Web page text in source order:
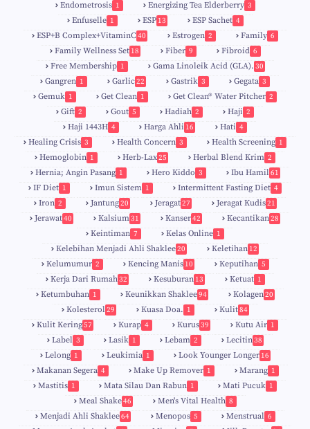
Endometrosis 1 Energizing Tea Elderberry 3
Enfuselle 1 ESP 13
ESP Sachet 4
ESP+B Complex+VitaminC 40 Estrogen 2 Family 6
Family Wellness Set 18 Fiber 9 Fibroid 6
Free Membership 1 Gama Linoleik Acid (GLA). 30
Gangren 1 Garlic22 Gastrik 3 Gegata 3
Gemuk 1 Get Clean 1 Get Clean® Water Pitcher 2
Gift 2 Gout 5 Hadiah 2 Haji 2
Haji 1443H 4 Harga Ahli 16 Hati 4
Healing Crisis 3 Health Concern 3 Health Screening 1
Hemoglobin 1 Herb-Lax25 Herbal Blend Krim 2
Hernia; Angin Pasang 1 Hero Kiddo 3 Ibu Hamil61
IF Diet 1 Imun Sistem 1 Intermittent Fasting Diet 4
Iron 2 Jantung20 Jeragat27 Jeragat Kudis21
Jerawat40 Kalsium31 Kanser42 Kecantikan28
Keintiman 7 Kelas Online 1
Kelebihan Menjadi Ahli Shaklee20 Keletihan 12
Kelumumur 2 Kencing Manis 10 Keputihan 5
Kerja Dari Rumah32 Kesuburan 13 Ketuat 1
Ketumbuhan 1 Keunikkan Shaklee94 Kolagen20
Kolesterol29 Kuasa Doa. 1 Kulit84
Kulit Kering57 Kurap 4 Kurus39 Kutu Air 1
Label 3 Lasik 1 Lebam 2 Lecitin38
Lelong 1 Leukimia 1 Look Younger Longer 16
Makanan Segera 4 Make Up Remover 1 Marang 1
Mastitis 1 Mata Silau Dan Rabun 1 Mati Pucuk 1
Meal Shake46 Men's Vital Health 8
Menjadi Ahli Shaklee64 Menopos 5 Menstrual 6